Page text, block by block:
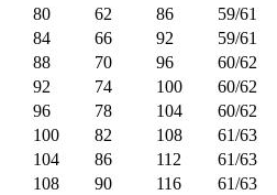
80 62 86
59/61
84 66 92
59/61
88 70 96
60/62
92 74 100
60/62
96 78 104
60/62
100 82 108
61/63
104 86 112
61/63
108 90 116
61/63